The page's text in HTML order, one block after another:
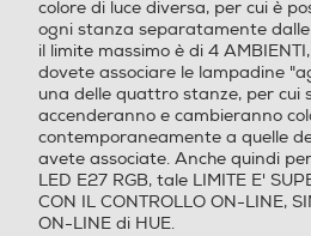
colore di luce diversa, per cui è
ogni stanza separatamente
il limite massimo è di 4
dovete associare le lampadine
una delle quattro stanze, per cui
accenderanno e cambieranno
contemporaneamente a quelle
avete associate. Anche quindi
LED E27 RGB, tale LIMITE E'
CON IL CONTROLLO ON-LINE,
ON-LINE di HUE.